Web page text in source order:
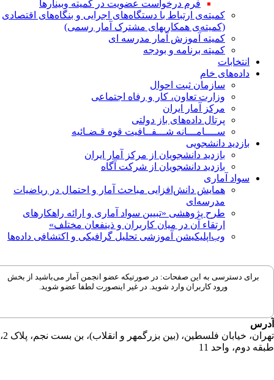
فرم درخواست عضویت در کمیته وبینارها
کمیته‌ی ارتباط با دستگاه‌های اجرایی و بنگاه‌های اقتصادی
(کمیته‌ی همکاریهای مشترک آمار رسمی)
کمیته آموزش آمار مدرسه ای
کمیته برنامه و بودجه
انتخابات
داده‌های خام
سازمان ثبت احوال
وزارت تعاون، کار و رفاه اجتماعی
مرکز آمار ایران
پرتال داده‌های باز دولتی
ســــامـــانه شـــفــافیت قوه قـضـائیه
بازدید دانشجویی
بازدید دانشجویان از مرکز آمار ایران
بازدید دانشجویان از شرکت آگاه
سواد آماری
همایش دانش‌افزایی مباحث آمار و احتمال در ریاضیات
مدرسه‌ای
طرح پژوهشی «تبیین سواد آماری و ارائه راهکارهای
ارتقاء آن در میان کاربران و ذینفعان مختلف»
وب‌اپلیکیشن آموزشی تحلیل گرافیکی و اکتشافی داده‌ها
برای دسترسی به این صفحات: در صورتیکه عضو انجمن آمار می‌باشید از بخش
ورود کاربران وارد شوید. در غیر اینصورت لطفا عضو شوید.
دوم، واحد 11